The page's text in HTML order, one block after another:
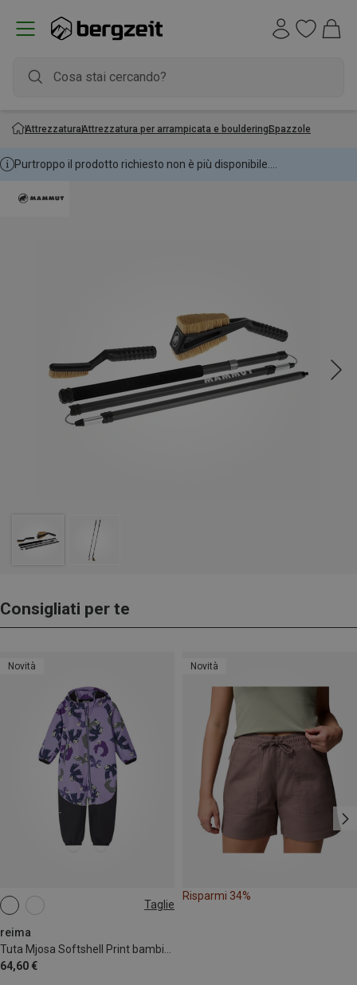
AttrezzaturaAttrezzatura per arrampicata e boulderingSpazzole
Purtroppo il prodotto richiesto non è più disponibile....
Consigliati per te
Novità
Taglie
reima
64,60 €
74 80 98
Novità
Risparmi 34%